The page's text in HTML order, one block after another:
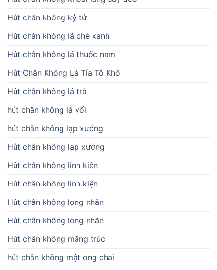
Hút chân không kỷ tử
Hút chân không lá chè xanh
Hút chân không lá thuốc nam
Hút Chân Không Lá Tía Tô Khô
Hút chân không lá trà
hút chân không lá vối
hút chân không lạp xưởng
Hút chân không lạp xưởng
Hút chân không linh kiện
Hút chân không linh kiện
Hút chân không long nhãn
Hút chân không long nhãn
Hút chân không măng trúc
hút chân không mật ong chai